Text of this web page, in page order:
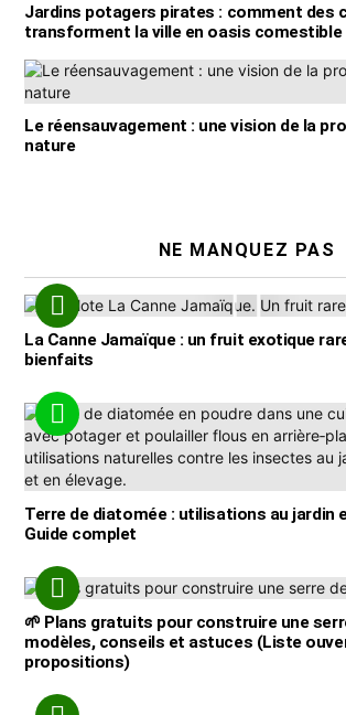
Jardins potagers pirates : comment des
transforment la ville en oasis comestible
Le réensauvagement : une vision de la
nature
NE MANQUEZ PAS
La Canne Jamaïque : un fruit exotique
bienfaits
Terre de diatomée : utilisations au jardin
Guide complet
🌱 Plans gratuits pour construire une
modèles, conseils et astuces (Liste
propositions)